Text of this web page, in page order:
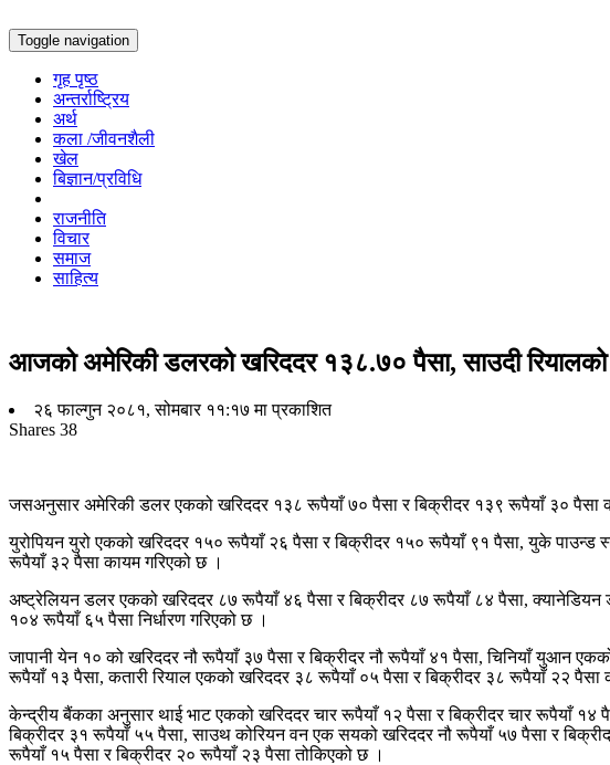
Toggle navigation
गृह पृष्ठ
अन्तर्राष्ट्रिय
अर्थ
कला /जीवनशैली
खेल
बिज्ञान/प्रविधि
राजनीति
विचार
समाज
साहित्य
आजको अमेरिकी डलरको खरिददर १३८.७० पैसा, साउदी
२६ फाल्गुन २०८१, सोमबार ११:१७ मा प्रकाशित
Shares 38
जसअनुसार अमेरिकी डलर एकको खरिददर १३८ रूपैयाँ ७० पैसा र बिक्रीदर १३९ रूपैयाँ ३० पैसा
युरोपियन युरो एकको खरिददर १५० रूपैयाँ २६ पैसा र बिक्रीदर १५० रूपैयाँ ९१ पैसा, युके
रूपैयाँ ३२ पैसा कायम गरिएको छ ।
अष्ट्रेलियन डलर एकको खरिददर ८७ रूपैयाँ ४६ पैसा र बिक्रीदर ८७ रूपैयाँ ८४ पैसा,
१०४ रूपैयाँ ६५ पैसा निर्धारण गरिएको छ ।
जापानी येन १० को खरिददर नौ रूपैयाँ ३७ पैसा र बिक्रीदर नौ रूपैयाँ ४१ पैसा, चिनियाँ युआन
रूपैयाँ १३ पैसा, कतारी रियाल एकको खरिददर ३८ रूपैयाँ ०५ पैसा र बिक्रीदर ३८ रूपैयाँ २२ पैसा
केन्द्रीय बैंकका अनुसार थाई भाट एकको खरिददर चार रूपैयाँ १२ पैसा र बिक्रीदर चार रूपैयाँ
बिक्रीदर ३१ रूपैयाँ ५५ पैसा, साउथ कोरियन वन एक सयको खरिददर नौ रूपैयाँ ५७ पैसा र
रूपैयाँ १५ पैसा र बिक्रीदर २० रूपैयाँ २३ पैसा तोकिएको छ ।